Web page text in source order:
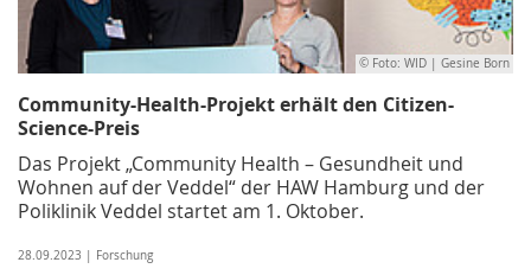
© Foto: WID | Gesine Born
Community-Health-Projekt erhält den Citizen-
Science-Preis
Das Projekt „Community Health – Gesundheit und
Wohnen auf der Veddel“ der HAW Hamburg und der
Poliklinik Veddel startet am 1. Oktober.
28.09.2023 | Forschung